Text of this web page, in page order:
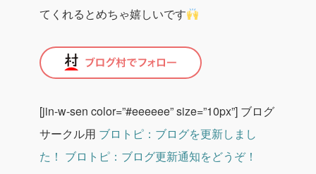
てくれるとめちゃ嬉しいです
[jin-w-sen color=”#eeeeee” size=”10px”] ブログ
サークル用 ブロトピ：ブログを更新しまし
た！ ブロトピ：ブログ更新通知をどうぞ！